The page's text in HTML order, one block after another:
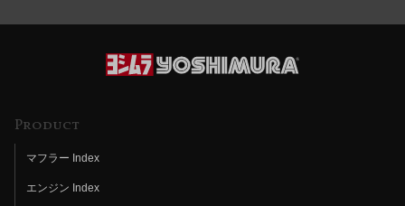
Product
マフラー Index
エンジン Index